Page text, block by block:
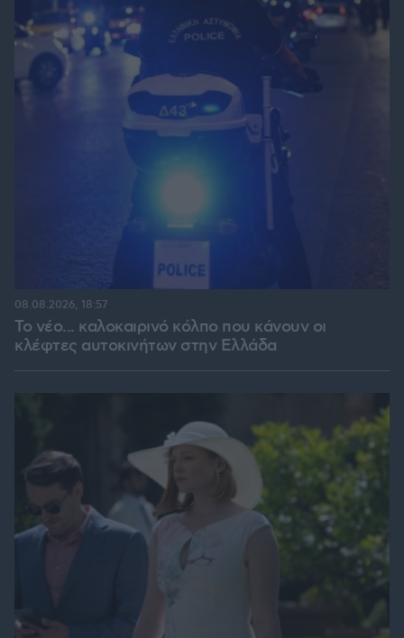
Το νέο... καλοκαιρινό κόλπο που κάνουν οι
κλέφτες αυτοκινήτων στην Ελλάδα
08.08.2026, 18:57